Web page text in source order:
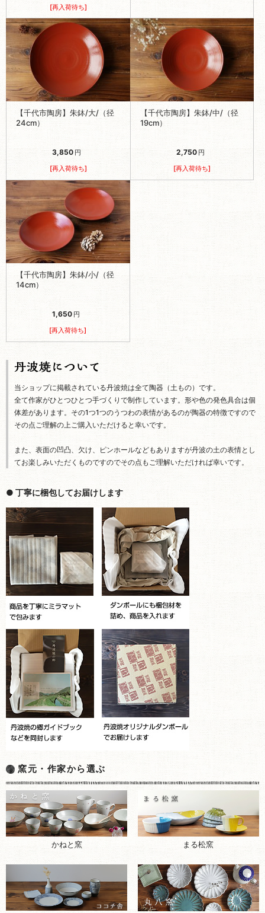
[再入荷待ち]
【千代市陶房】朱鉢/大/（径
24cm）
3,850 円
[再入荷待ち]
【千代市陶房】朱鉢/中/（径
19cm）
2,750 円
[再入荷待ち]
【千代市陶房】朱鉢/小/（径
14cm）
1,650 円
[再入荷待ち]
当ショップに掲載されている丹波焼は全て陶器（土もの）です。
全て作家がひとつひとつ手づくりで制作しています。形や色の発色具合は個
体差があります。その1つ1つのうつわの表情があるのが陶器の特徴ですので
その点ご理解の上ご購入いただけると幸いです。
また、表面の凹凸、欠け、ピンホールなどもありますが丹波の土の表情とし
てお楽しみいただくものですのでその点もご理解いただければ幸いです。
● 丁寧に梱包してお届けします
窯元・作家から選ぶ
かねと窯 まる松窯